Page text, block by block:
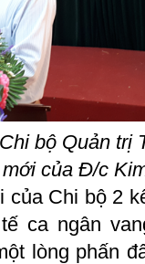
bộ Quản trị
của Đ/c
của Chi bộ 2
ca ngân
lòng phấn